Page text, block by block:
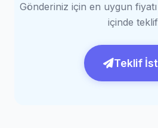
Gönderiniz için en uygun
içinde
Teklif